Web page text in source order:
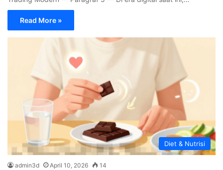
Read More »
Diet & Nutrisi
admin3d April 10, 2026 14